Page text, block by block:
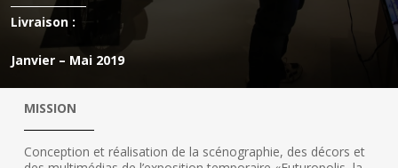
Livraison :
Janvier – Mai 2019
MISSION
Conception et réalisation de la scénographie, des décors et